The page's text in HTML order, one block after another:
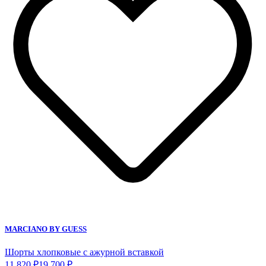
MARCIANO BY GUESS
Шорты хлопковые с ажурной вставкой